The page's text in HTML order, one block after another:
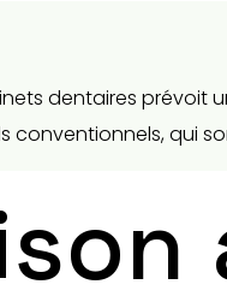
dentaires prévoit
qui